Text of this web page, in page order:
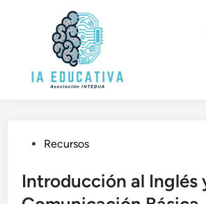
Publicado
Recursos
Introducción al Inglés